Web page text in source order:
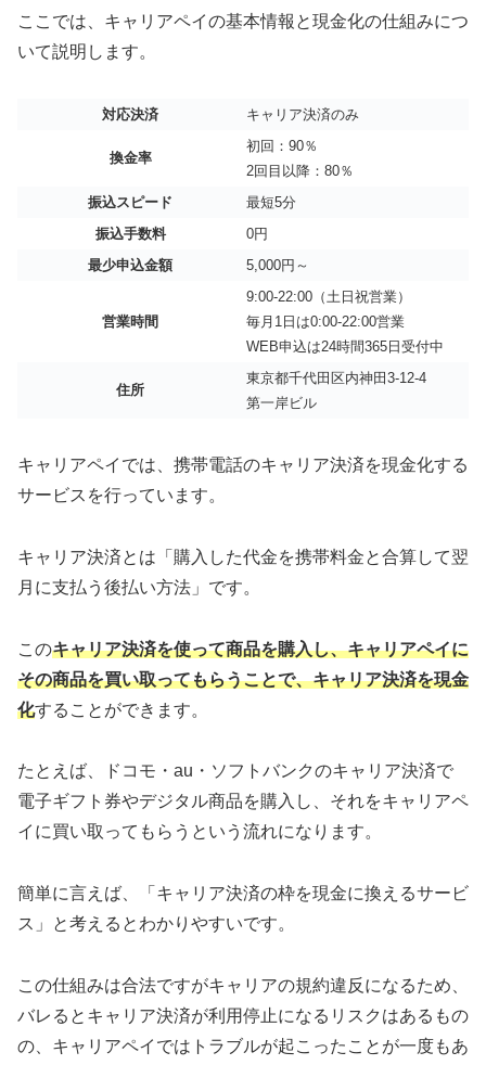
ここでは、キャリアペイの基本情報と現金化の仕組みにつ
いて説明します。
対応決済 キャリア決済のみ
換金率
初回：90％
2回目以降：80％
振込スピード
最短5分
振込手数料
0円
最少申込金額
5,000円～
営業時間
9:00-22:00（土日祝営業）
毎月1日は0:00-22:00営業
WEB申込は24時間365日受付中
住所
東京都千代田区内神田3-12-4
第一岸ビル
キャリアペイでは、携帯電話のキャリア決済を現金化する
サービスを行っています。
キャリア決済とは「購入した代金を携帯料金と合算して翌
月に支払う後払い方法」です。
このキャリア決済を使って商品を購入し、キャリアペイに
その商品を買い取ってもらうことで、キャリア決済を現金
化することができます。
たとえば、ドコモ・au・ソフトバンクのキャリア決済で
電子ギフト券やデジタル商品を購入し、それをキャリアペ
イに買い取ってもらうという流れになります。
簡単に言えば、「キャリア決済の枠を現金に換えるサービ
ス」と考えるとわかりやすいです。
この仕組みは合法ですがキャリアの規約違反になるため、
バレるとキャリア決済が利用停止になるリスクはあるもの
の、キャリアペイではトラブルが起こったことが一度もあ